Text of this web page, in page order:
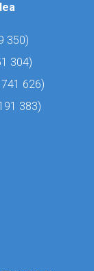
350)
304)
626)
383)